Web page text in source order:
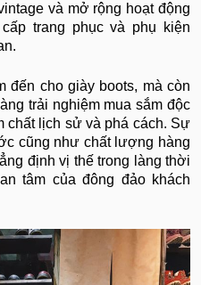
và mở rộng hoạt động
trang phục và phụ kiện
đến cho giày boots, mà còn
trải nghiệm mua sắm độc
chất lịch sử và phá cách. Sự
cũng như chất lượng hàng
định vị thế trong làng thời
tâm của đông đảo khách